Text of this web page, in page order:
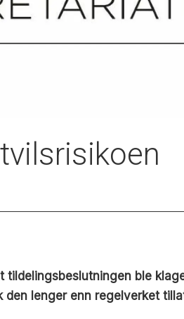
ble
lenger enn regelverket